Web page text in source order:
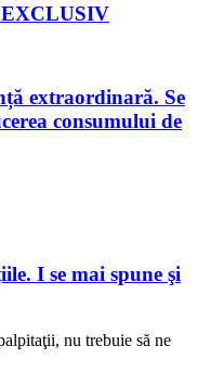
EXCLUSIV
extraordinară. Se
consumului de
I se mai spune şi
nu trebuie să ne